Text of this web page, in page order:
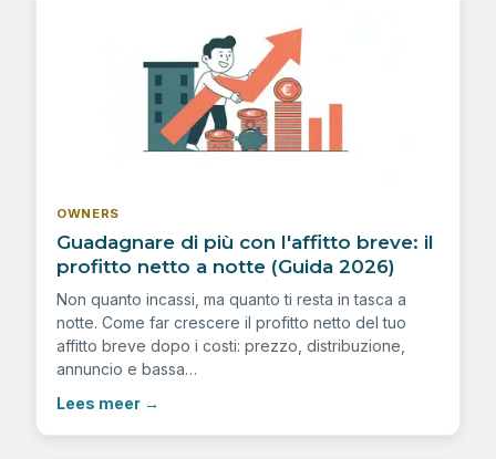
OWNERS
Guadagnare di più con l'affitto breve: il
profitto netto a notte (Guida 2026)
Non quanto incassi, ma quanto ti resta in tasca a
notte. Come far crescere il profitto netto del tuo
affitto breve dopo i costi: prezzo, distribuzione,
annuncio e bassa…
Lees meer →